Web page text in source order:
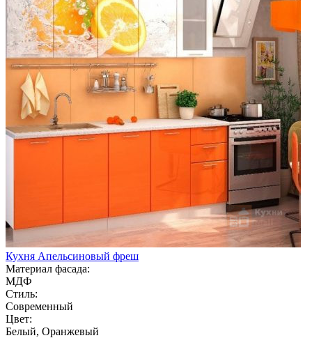
Кухня Апельсиновый фреш
Материал фасада:
МДФ
Стиль:
Современный
Цвет:
Белый, Оранжевый